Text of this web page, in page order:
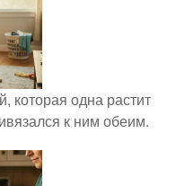
которая одна растит
к ним обеим.